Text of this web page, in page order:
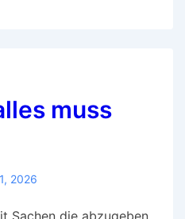
muss
2026
Sachen die abzugeben